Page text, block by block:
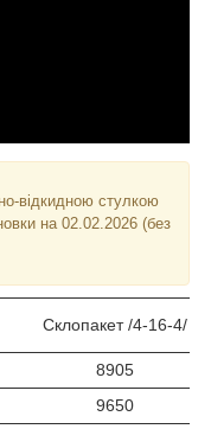
відкидною стулкою
на 02.02.2026 (без
Склопакет /4-16-4/
8905
9650